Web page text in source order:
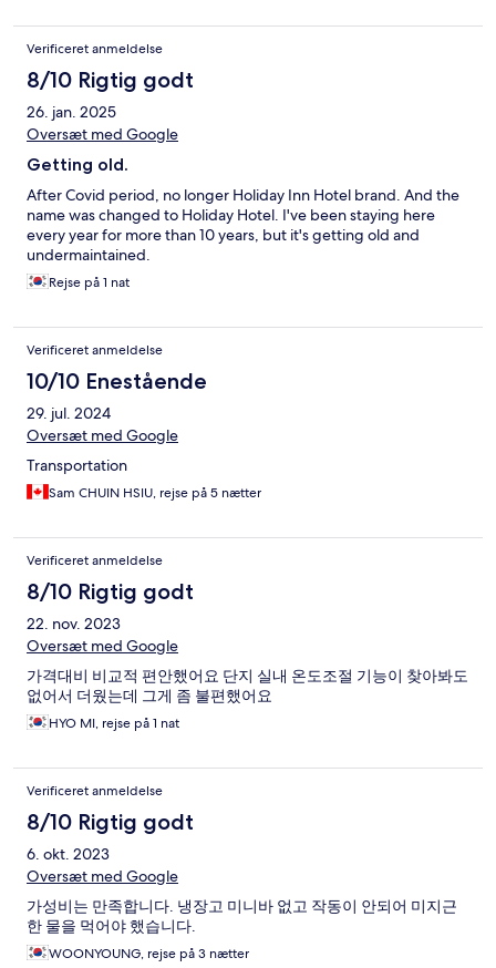
Verificeret anmeldelse
8/10 Rigtig godt
26. jan. 2025
Oversæt med Google
Getting old.
After Covid period, no longer Holiday Inn Hotel brand. And the
name was changed to Holiday Hotel. I've been staying here
every year for more than 10 years, but it's getting old and
undermaintained.
Rejse på 1 nat
Verificeret anmeldelse
10/10 Enestående
29. jul. 2024
Oversæt med Google
Transportation
Sam CHUIN HSIU, rejse på 5 nætter
Verificeret anmeldelse
8/10 Rigtig godt
22. nov. 2023
Oversæt med Google
가격대비 비교적 편안했어요 단지 실내 온도조절 기능이 찾아봐도
없어서 더웠는데 그게 좀 불편했어요
HYO MI, rejse på 1 nat
Verificeret anmeldelse
8/10 Rigtig godt
6. okt. 2023
Oversæt med Google
가성비는 만족합니다. 냉장고 미니바 없고 작동이 안되어 미지근
한 물을 먹어야 했습니다.
WOONYOUNG, rejse på 3 nætter